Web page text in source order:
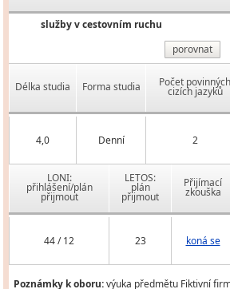
služby v cestovním ruchu
porovnat
Délka studia Forma studia Počet povinných
cizích jazyků
4,0 Denní 2
LONI:
přihlášení/plán
přijmout
LETOS:
plán
přijmout
Přijímací
zkouška
44 / 12 23 koná se
Poznámky k oboru:výuka předmětu Fiktivní